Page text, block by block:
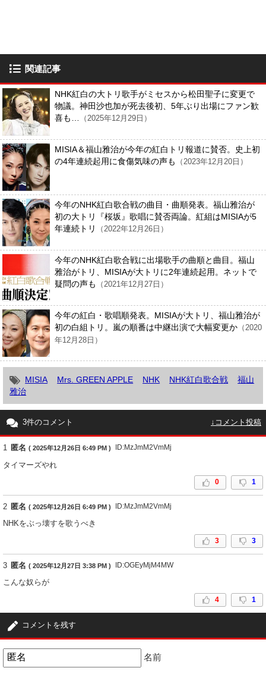
関連記事
NHK紅白の大トリ歌手がミセスから松田聖子に変更で
物議。神田沙也加が死去後初、5年ぶり出場にファン歓
喜も…
（2025年12月29日）
MISIA＆福山雅治が今年の紅白トリ報道に賛否。史上初
の4年連続起用に食傷気味の声も
（2023年12月20日）
今年のNHK紅白歌合戦の曲目・曲順発表。福山雅治が
初の大トリ『桜坂』歌唱に賛否両論。紅組はMISIAが5
年連続トリ
（2022年12月26日）
今年のNHK紅白歌合戦に出場歌手の曲順と曲目。福山
雅治がトリ、MISIAが大トリに2年連続起用。ネットで
疑問の声も
（2021年12月27日）
今年の紅白・歌唱順発表。MISIAが大トリ、福山雅治が
初の白組トリ。嵐の順番は中継出演で大幅変更か （2020
年12月28日）
MISIA Mrs. GREEN APPLE NHK NHK紅白歌合戦
福山
雅治
3件のコメント ↓コメント投稿
1 匿名 ( 2025年12月26日 6:49 PM ) ID:MzJmM2VmMj
タイマーズやれ
0 1
2 匿名 ( 2025年12月26日 6:49 PM ) ID:MzJmM2VmMj
NHKをぶっ壊すを歌うべき
3 3
3 匿名 ( 2025年12月27日 3:38 PM ) ID:OGEyMjM4MW
こんな奴らが
4 1
コメントを残す
名前